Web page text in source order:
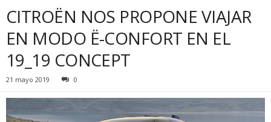
CITROËN NOS PROPONE VIAJAR
EN MODO Ë-CONFORT EN EL
19_19 CONCEPT
21 mayo 2019 0